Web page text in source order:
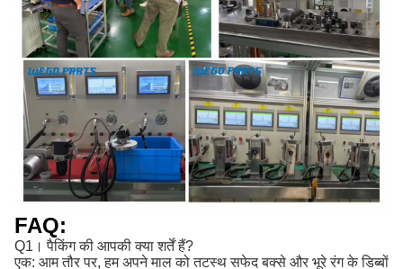
FAQ:
Q1। पैकिंग की आपकी क्या शर्तें हैं?
एक: आम तौर पर, हम अपने माल को तटस्थ सफेद बक्से और भूरे रंग के डिब्बों